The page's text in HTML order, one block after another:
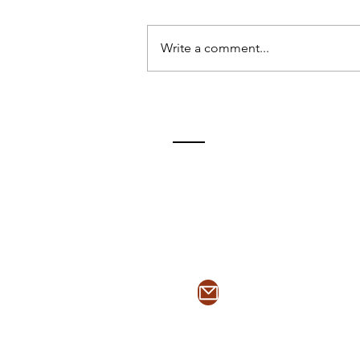
Write a comment...